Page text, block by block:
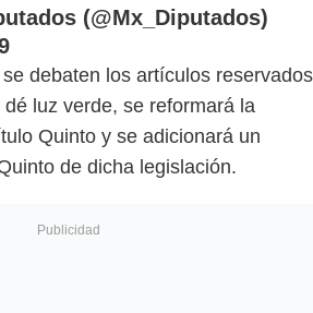
(@Mx_Diputados)
debaten los artículos reservados
luz verde, se reformará la
Quinto y se adicionará un
de dicha legislación.